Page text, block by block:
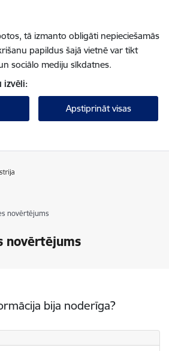
tā izmanto obligāti nepieciešamās
papildus šajā vietnē var tikt
sociālo mediju sīkdatnes.
izvēli:
Apstiprināt visas
novērtējums
novērtējums
bija noderīga?
noderīga?